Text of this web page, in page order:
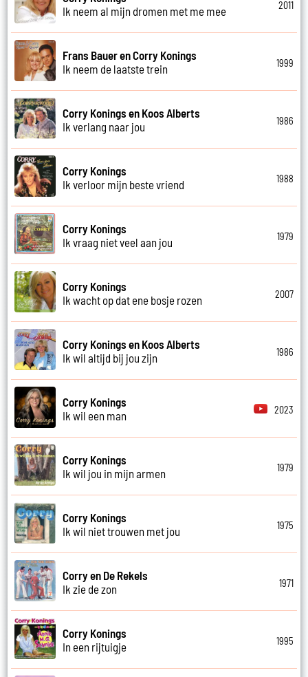
Ik neem al mijn dromen met me mee
2011
Frans Bauer en Corry Konings
Ik neem de laatste trein
1999
Corry Konings en Koos Alberts
Ik verlang naar jou
1986
Corry Konings
Ik verloor mijn beste vriend
1988
Corry Konings
Ik vraag niet veel aan jou
1979
Corry Konings
Ik wacht op dat ene bosje rozen
2007
Corry Konings en Koos Alberts
Ik wil altijd bij jou zijn
1986
Corry Konings
Ik wil een man
2023
Corry Konings
Ik wil jou in mijn armen
1979
Corry Konings
Ik wil niet trouwen met jou
1975
Corry en De Rekels
Ik zie de zon
1971
Corry Konings
In een rijtuigje
1995